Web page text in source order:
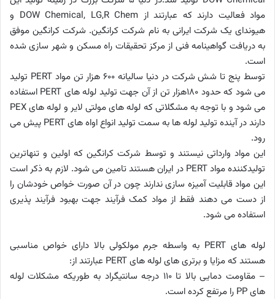
مواد فعالیت دارند که عبارتند از DOW Chemical, LG,R Chem و
هیوندای یک شرکت ایرانی به نام شرکت کرانگین. شرکت کرانگین موفق
به دریافت گواهینامه فنی از مرکز تحقیقات راه مسکن و شهر سازی شده
است.
توسط پنج تا شش شرکت در دنیا سالیانه 600 هزار تن مواد PERT تولید
می شود که حدود 180هزار تن از آن جهت تولید لوله های PERT استفاده
می شود و با توجه به مشگلاتی که لوله های مولتی لایر و لوله های PEX
دارند در آینده تولید لوله ها به سمت تولید انواع اواه های PERT پیش می
رود.
این مواد وارداتی نیستند و توسط شرکت کرانگین که اولین و تنهاترین
تولیدکننده مواد PERT در ایران هستند تامین می شود. لازم به ذکر است
این مواد قابلیت آمیزه سازی ندارند چون در آن صورت خواص خودشان را
از دست می دهند فقط از مواد کمک فرآیند جهت بهبود فرآیند پذیری
استفاده می شود.
لوله های PERT به واسطه جرم مولکولی بالا دارای خواص مناسبی
هستند که مزایا و برتری های لوله های PERT عبارتند از:
– مقاومت دمایی بالا تا 110 درجه سانتیگراد به طوریکه مشکلات لوله
های PP را مرتفع کرده است.